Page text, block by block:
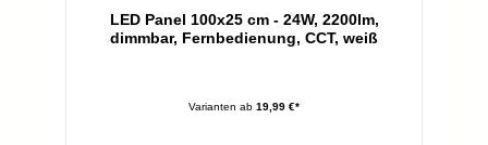
LED Panel 100x25 cm - 24W, 2200lm,
dimmbar, Fernbedienung, CCT, weiß
Varianten ab 19,99 €*